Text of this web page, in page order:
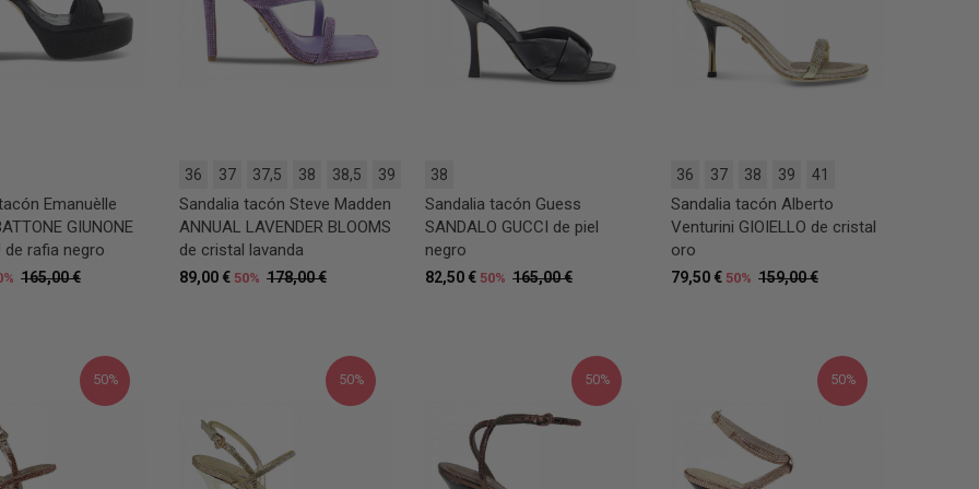
Emanuèlle
GIUNONE
de rafia negro
165,00 €
36 37 37,5 38 38,5 39
Sandalia tacón Steve Madden
ANNUAL LAVENDER BLOOMS
de cristal lavanda
178,00 €
89,00 € 50%
38
Sandalia tacón Guess
SANDALO GUCCI de piel
negro
165,00 €
82,50 € 50%
36 37 38 39 41
Sandalia tacón Alberto
Venturini GIOIELLO de cristal
oro
159,00 €
79,50 € 50%
50% 50% 50% 50%